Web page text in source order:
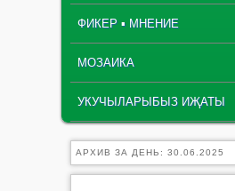
ФИКЕР ▪ МНЕНИЕ
МОЗАИКА
УКУЧЫЛАРЫБЫЗ ИҖАТЫ
АРХИВ ЗА ДЕНЬ: 30.06.2025